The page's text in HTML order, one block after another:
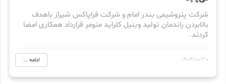
شرکت پتروشیمی بندر امام و شرکت فراپاکس شیراز باهدف
باﻻبردن راندمان تولید وینیل کلراید منومر قرارداد همکاری امضا
کردند.
1404/10/30 ادامه ...